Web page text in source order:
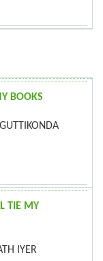
BOOKS
TIE MY
IYER